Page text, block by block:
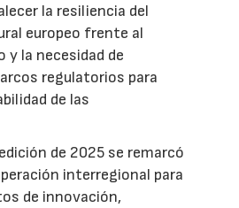
la resiliencia del
europeo frente al
la necesidad de
regulatorios para
de las
de 2025 se remarcó
interregional para
de innovación,